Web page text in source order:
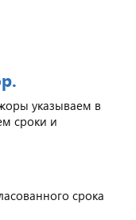
указываем в
сроки и
срока